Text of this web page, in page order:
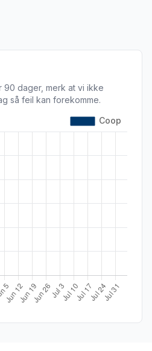
90 dager, merk at vi ikke
så feil kan forekomme.